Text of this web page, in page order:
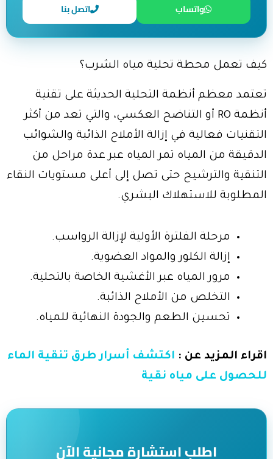
واتساب
اتصل بنا
كيف تعمل محطة تحلية مياه الشرب؟
تعتمد معظم أنظمة التحلية الحديثة على تقنية
أنظمة RO أو التناضح العكسي، والتي تعد من أكثر
التقنيات فعالية في إزالة الأملاح الذائبة والشوائب
الدقيقة من المياه تمر المياه عبر عدة مراحل من
التنقية والترشيح حتى تصل إلى أعلى مستويات النقاء
المطلوبة للاستهلاك البشري.
مرحلة الفلترة الأولية لإزالة الرواسب.
إزالة الكلور والمواد العضوية.
مرور المياه عبر الأغشية الخاصة بالتحلية.
التخلص من الأملاح الذائبة.
تحسين الطعم والجودة النهائية للمياه.
اقراء المزيد عن : اكتشف أسرار طرق تنقية الماء
للحصول على مياه نقية
اطلب استشارة مجانية الآن